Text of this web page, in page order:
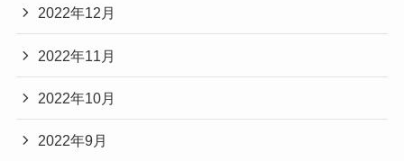
2022年12月
2022年11月
2022年10月
2022年9月